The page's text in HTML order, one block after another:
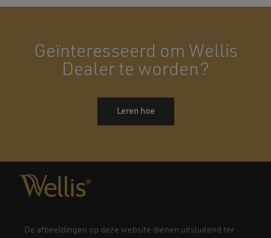
Geïnteresseerd om Wellis
Dealer te worden?
Leren hoe
De afbeeldingen op deze website dienen uitsluitend ter